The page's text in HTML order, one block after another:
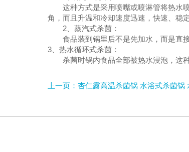
这种方式是采用喷嘴或喷淋管将热水
角，而且升温和冷却速度迅速，快速、稳
2、蒸汽式杀菌：
食品装到锅里后不是先加水，而是直
3、热水循环式杀菌：
杀菌时锅内食品全部被热水浸泡，这
上一页：杏仁露高温杀菌锅 水浴式杀菌